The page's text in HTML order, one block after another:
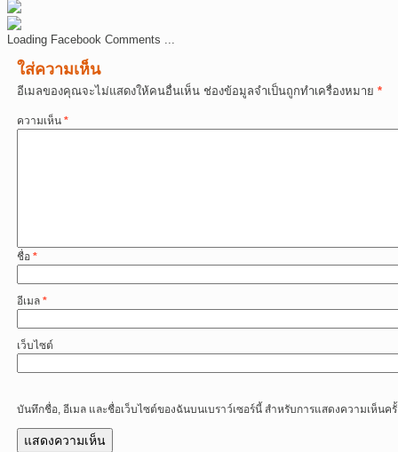
Loading Facebook Comments ...
ใส่ความเห็น
อีเมลของคุณจะไม่แสดงให้คนอื่นเห็น ช่องข้อมูลจำเป็นถูกทำเครื่องหมาย *
ความเห็น *
ชื่อ *
อีเมล *
เว็บไซต์
บันทึกชื่อ, อีเมล และชื่อเว็บไซต์ของฉันบนเบราว์เซอร์นี้ สำหรับการแสดงความเห็นค